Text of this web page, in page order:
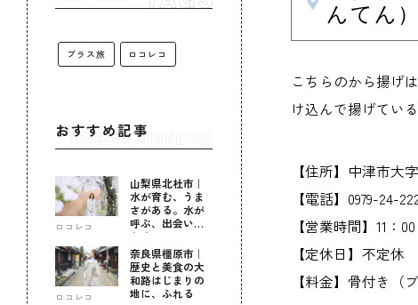
プラス旅 ロコレコ
おすすめ記事
ロコレコ
山梨県北杜市｜
水が育む、うま
さがある。水が
呼ぶ、出会いが
ある。
ロコレコ
奈良県橿原市｜
歴史と美食の大
和路はじまりの
地に、ふれる
んてん）
こちらのから揚げ
け込んで揚げてい
【住所】中津市大
【電話】0979-24-
【営業時間】11：
【定休日】不定休
【料金】骨付き